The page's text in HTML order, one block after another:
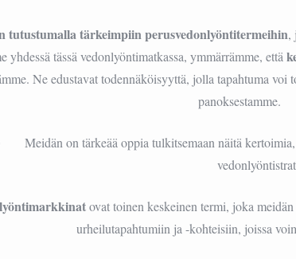
tutustumalla tärkeimpiin perusvedonlyöntitermeihin,
yhdessä tässä vedonlyöntimatkassa, ymmärrämme, että
Ne edustavat todennäköisyyttä, jolla tapahtuma
panoksestamme.
Meidän on tärkeää oppia tulkitsemaan näitä
ovat toinen keskeinen termi, joka
urheilutapahtumiin ja -kohteisiin, joissa